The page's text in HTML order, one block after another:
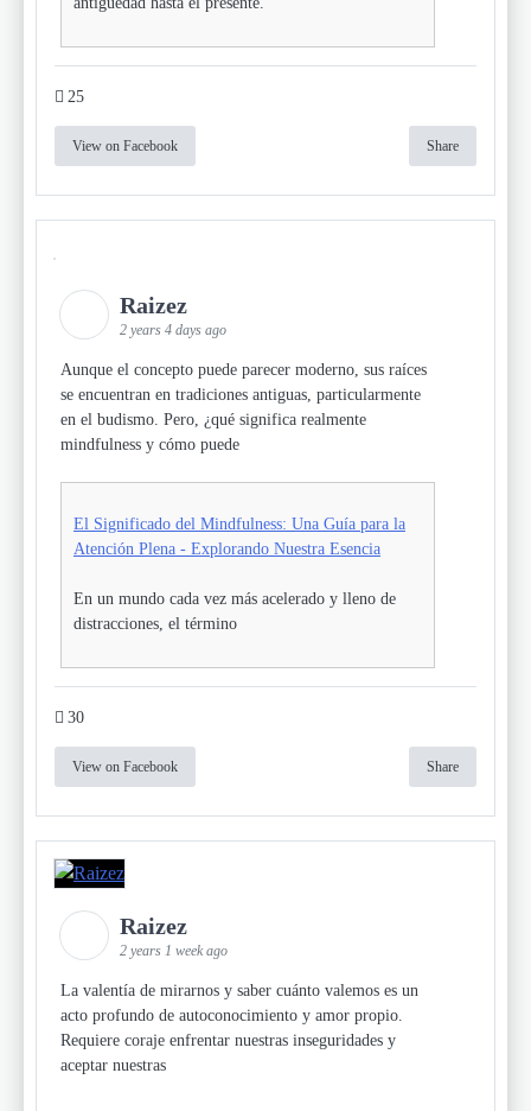
25
View on Facebook Share
Raizez
2 years 4 days ago
Aunque el concepto puede parecer moderno, sus raíces
se encuentran en tradiciones antiguas, particularmente
en el budismo. Pero, ¿qué significa realmente
mindfulness y cómo puede
El Significado del Mindfulness: Una Guía para la
Atención Plena - Explorando Nuestra Esencia
En un mundo cada vez más acelerado y lleno de
distracciones, el término
30
View on Facebook Share
Raizez
2 years 1 week ago
La valentía de mirarnos y saber cuánto valemos es un
acto profundo de autoconocimiento y amor propio.
Requiere coraje enfrentar nuestras inseguridades y
aceptar nuestras